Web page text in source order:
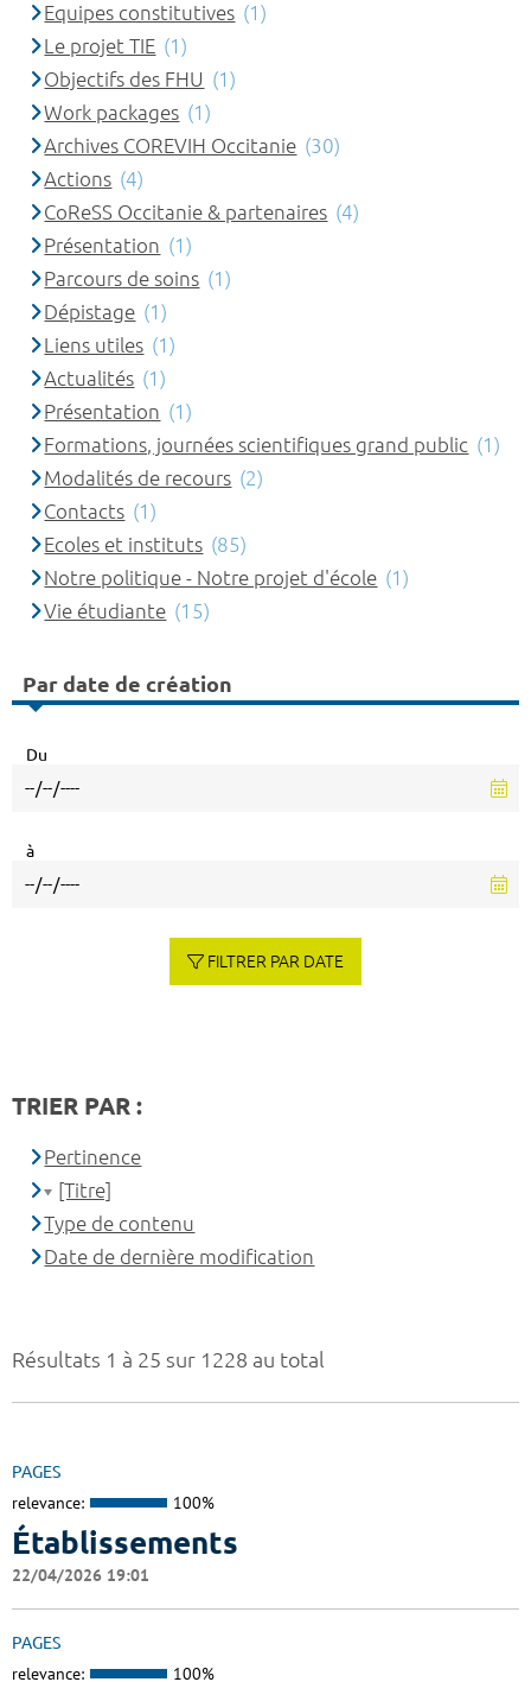
Résultats 1 à 25 sur 1228 au total
PAGES
relevance: 100%
Établissements
22/04/2026 19:01
PAGES
relevance: 100%
Equipes constitutives (1)
Le projet TIE (1)
Objectifs des FHU (1)
Work packages (1)
Archives COREVIH Occitanie (30)
Actions (4)
CoReSS Occitanie & partenaires (4)
Présentation (1)
Parcours de soins (1)
Dépistage (1)
Liens utiles (1)
Actualités (1)
Présentation (1)
Formations, journées scientifiques grand public (1)
Modalités de recours (2)
Contacts (1)
Ecoles et instituts (85)
Notre politique - Notre projet d'école (1)
Vie étudiante (15)
Par date de création
Du
à
FILTRER PAR DATE
TRIER PAR :
Pertinence
[Titre]
Type de contenu
Date de dernière modification